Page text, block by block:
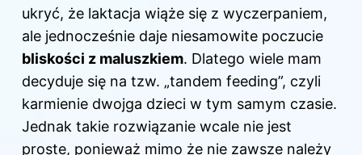
ukryć, że laktacja wiąże się z wyczerpaniem,
ale jednocześnie daje niesamowite poczucie
bliskości z maluszkiem. Dlatego wiele mam
decyduje się na tzw. „tandem feeding”, czyli
karmienie dwojga dzieci w tym samym czasie.
Jednak takie rozwiązanie wcale nie jest
proste, ponieważ mimo że nie zawsze należy